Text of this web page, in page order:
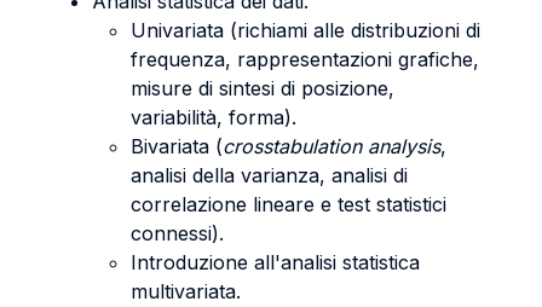
Univariata (richiami alle distribuzioni di
frequenza, rappresentazioni grafiche,
misure di sintesi di posizione,
variabilità, forma).
Bivariata (crosstabulation analysis,
analisi della varianza, analisi di
correlazione lineare e test statistici
connessi).
Introduzione all'analisi statistica
multivariata.